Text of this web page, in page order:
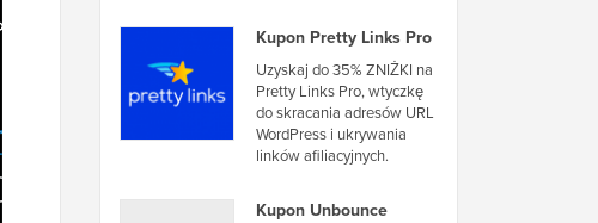
Kupon Pretty Links Pro
Uzyskaj do 35% ZNIŻKI na
Pretty Links Pro, wtyczkę
do skracania adresów URL
WordPress i ukrywania
linków afiliacyjnych.
Kupon Unbounce